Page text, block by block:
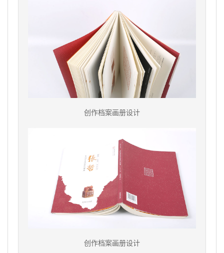
创作档案画册设计
创作档案画册设计